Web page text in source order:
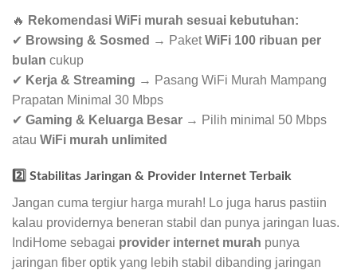
🔥 Rekomendasi WiFi murah sesuai kebutuhan:
✔ Browsing & Sosmed → PaketWiFi 100 ribuan per
bulan cukup
✔ Kerja & Streaming → Pasang WiFi Murah Mampang
Prapatan Minimal 30 Mbps
✔ Gaming & Keluarga Besar → Pilih minimal 50 Mbps
atau WiFi murah unlimited
2️⃣ Stabilitas Jaringan & Provider Internet Terbaik
Jangan cuma tergiur harga murah! Lo juga harus pastiin
kalau providernya beneran stabil dan punya jaringan luas.
IndiHome sebagai provider internet murah punya
jaringan fiber optik yang lebih stabil dibanding jaringan